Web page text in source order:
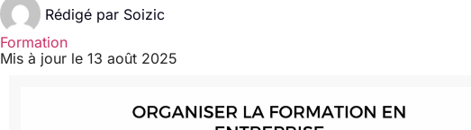
Rédigé parSoizic
Formation
Mis à jour le 13 août 2025